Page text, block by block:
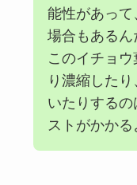
能性があっ
場合もあるん
このイチョ
り濃縮した
いたりするの
ストがかかる